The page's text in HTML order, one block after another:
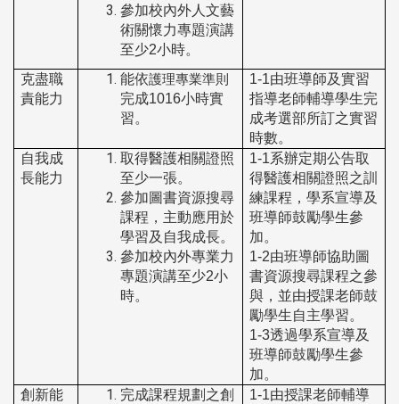
參加校內外人文藝
術關懷力專題演講
至少2小時。
克盡職
責能力
能依護理專業準則
完成1016小時實
習。
1-1由班導師及實習
指導老師輔導學生完
成考選部所訂之實習
時數。
自我成
長能力
取得醫護相關證照
至少一張。
參加圖書資源搜尋
課程，主動應用於
學習及自我成長。
參加校內外專業力
專題演講至少2小
時。
1-1系辦定期公告取
得醫護相關證照之訓
練課程，學系宣導及
班導師鼓勵學生參
加。
1-2由班導師協助圖
書資源搜尋課程之參
與，並由授課老師鼓
勵學生自主學習。
1-3透過學系宣導及
班導師鼓勵學生參
加。
創新能
完成課程規劃之創
1-1由授課老師輔導